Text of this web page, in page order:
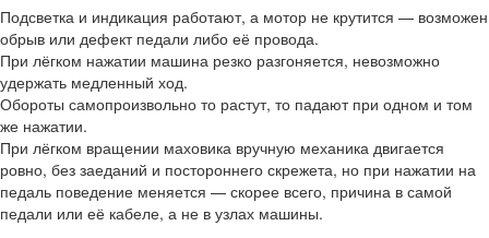
Подсветка и индикация работают, а мотор не крутится — возможен
обрыв или дефект педали либо её провода.
При лёгком нажатии машина резко разгоняется, невозможно
удержать медленный ход.
Обороты самопроизвольно то растут, то падают при одном и том
же нажатии.
При лёгком вращении маховика вручную механика двигается
ровно, без заеданий и постороннего скрежета, но при нажатии на
педаль поведение меняется — скорее всего, причина в самой
педали или её кабеле, а не в узлах машины.